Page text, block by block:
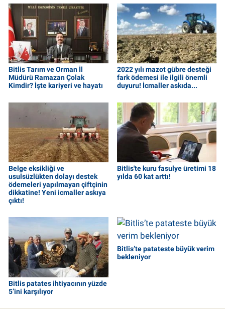
Bitlis Tarım ve Orman İl
Müdürü Ramazan Çolak
Kimdir? İşte kariyeri ve hayatı
2022 yılı mazot gübre desteği
fark ödemesi ile ilgili önemli
duyuru! İcmaller askıda...
Belge eksikliği ve
usulsüzlükten dolayı destek
ödemeleri yapılmayan çiftçinin
dikkatine! Yeni icmaller askıya
çıktı!
Bitlis'te kuru fasulye üretimi 18
yılda 60 kat arttı!
Bitlis patates ihtiyacının yüzde
5’ini karşılıyor
Bitlis’te patateste büyük verim
bekleniyor